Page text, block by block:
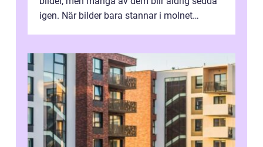
igen. När bilder bara stannar i molnet